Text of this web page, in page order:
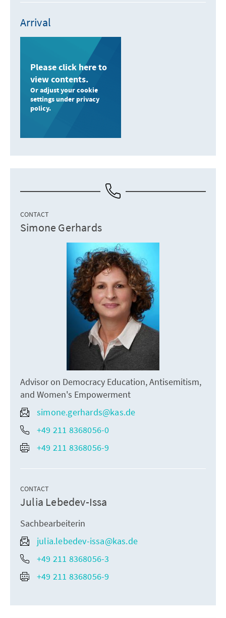
Arrival
Please click here to
view contents.
Or adjust your cookie
settings under privacy
policy.
CONTACT
Simone Gerhards
Advisor on Democracy Education, Antisemitism,
and Women's Empowerment
simone.gerhards@kas.de
+49 211 8368056-0
+49 211 8368056-9
CONTACT
Julia Lebedev-Issa
Sachbearbeiterin
julia.lebedev-issa@kas.de
+49 211 8368056-3
+49 211 8368056-9